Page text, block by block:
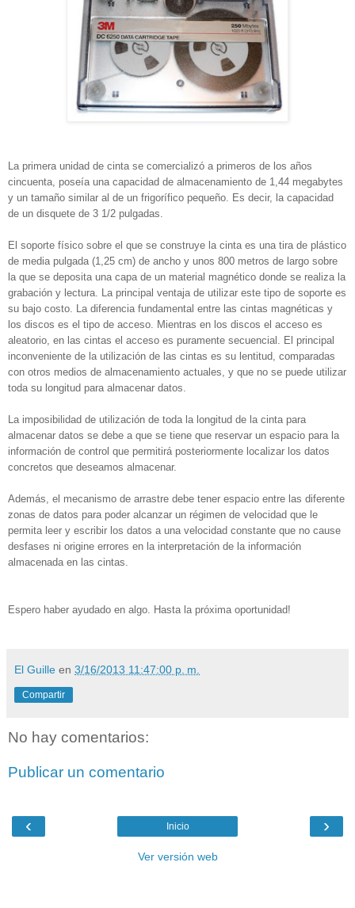
La primera unidad de cinta se comercializó a primeros de los años
cincuenta, poseía una capacidad de almacenamiento de 1,44 megabytes
y un tamaño similar al de un frigorífico pequeño. Es decir, la capacidad
de un disquete de 3 1/2 pulgadas.
El soporte físico sobre el que se construye la cinta es una tira de plástico
de media pulgada (1,25 cm) de ancho y unos 800 metros de largo sobre
la que se deposita una capa de un material magnético donde se realiza la
grabación y lectura. La principal ventaja de utilizar este tipo de soporte es
su bajo costo. La diferencia fundamental entre las cintas magnéticas y
los discos es el tipo de acceso. Mientras en los discos el acceso es
aleatorio, en las cintas el acceso es puramente secuencial. El principal
inconveniente de la utilización de las cintas es su lentitud, comparadas
con otros medios de almacenamiento actuales, y que no se puede utilizar
toda su longitud para almacenar datos.
La imposibilidad de utilización de toda la longitud de la cinta para
almacenar datos se debe a que se tiene que reservar un espacio para la
información de control que permitirá posteriormente localizar los datos
concretos que deseamos almacenar.
Además, el mecanismo de arrastre debe tener espacio entre las diferente
zonas de datos para poder alcanzar un régimen de velocidad que le
permita leer y escribir los datos a una velocidad constante que no cause
desfases ni origine errores en la interpretación de la información
almacenada en las cintas.
Espero haber ayudado en algo. Hasta la próxima oportunidad!
El Guille en 3/16/2013 11:47:00 p. m.
Compartir
No hay comentarios:
Publicar un comentario
‹ ›
Inicio
Ver versión web